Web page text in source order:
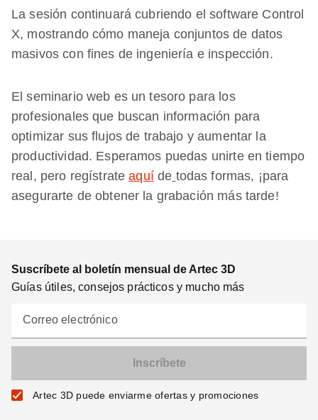
La sesión continuará cubriendo el software Control
X, mostrando cómo maneja conjuntos de datos
masivos con fines de ingeniería e inspección.
El seminario web es un tesoro para los
profesionales que buscan información para
optimizar sus flujos de trabajo y aumentar la
productividad. Esperamos puedas unirte en tiempo
real, pero regístrateaquí de todas formas, ¡para
asegurarte de obtener la grabación más tarde!
Suscríbete al boletín mensual de Artec 3D
Guías útiles, consejos prácticos y mucho más
Correo electrónico
Artec 3D puede enviarme ofertas y promociones